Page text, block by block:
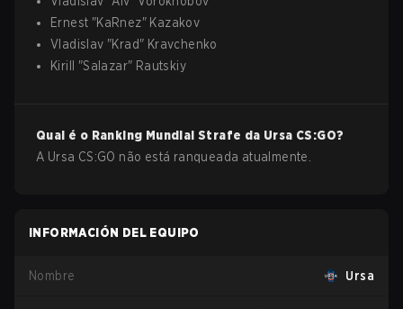
Ernest "KaRnez" Kazakov
Vladislav "Krad" Kravchenko
Kirill
"Salazar" Rautskiy
Qual é o Ranking Mundial Strafe da Ursa CS:GO?
A Ursa CS:GO não está ranqueada atualmente.
INFORMACIÓN DEL EQUIPO
Nombre Ursa